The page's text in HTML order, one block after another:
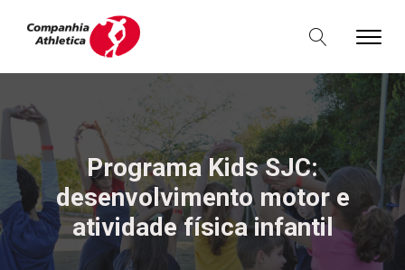
Programa Kids SJC:
desenvolvimento motor e
atividade física infantil